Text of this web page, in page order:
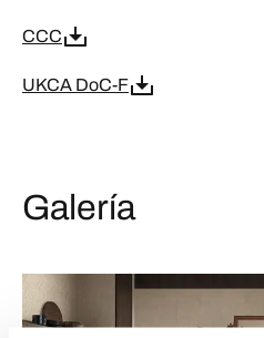
CCC
UKCA DoC-F
Galería